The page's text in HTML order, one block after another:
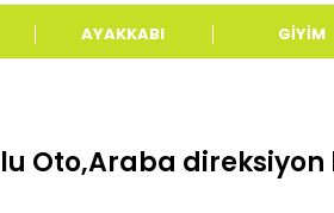
AYAKKABI GİYİM
Oto,Araba direksiyon